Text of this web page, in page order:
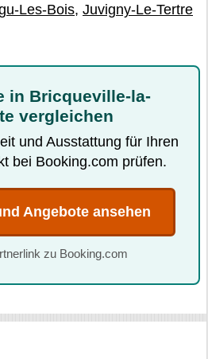
Les-Bois, Juvigny-Le-Tertre
in Bricqueville-la-
vergleichen
und Ausstattung für Ihren
bei Booking.com prüfen.
Angebote ansehen
zu Booking.com